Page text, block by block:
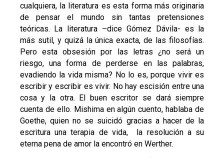
cualquiera, la literatura es esta forma más originaria
de pensar el mundo sin tantas pretensiones
teóricas. La literatura –dice Gómez Dávila- es la
más sutil, y quizá la única exacta, de las filosofías.
Pero esta obsesión por las letras ¿no será un
riesgo, una forma de perderse en las palabras,
evadiendo la vida misma? No lo es, porque vivir es
escribir y escribir es vivir. No hay escisión entre una
cosa y la otra. El buen escritor se dará siempre
cuenta de ello. Mishima en algún cuento, hablaba de
Goethe, quien no se suicidó gracias a hacer de la
escritura una terapia de vida, la resolución a su
eterna pena de amor la encontró en Werther.